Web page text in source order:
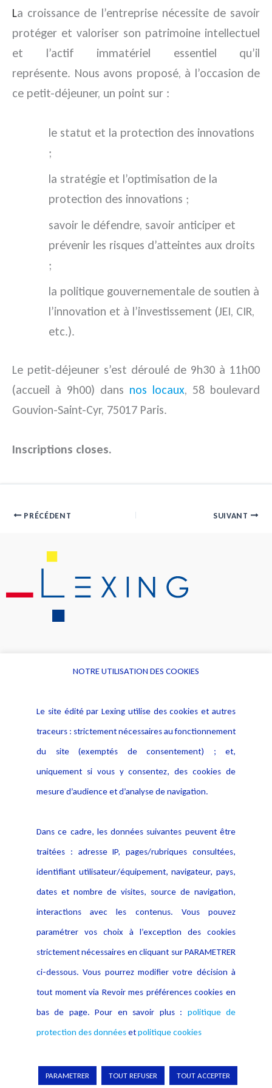
La croissance de l’entreprise nécessite de savoir
protéger et valoriser son patrimoine intellectuel
et l’actif immatériel essentiel qu’il
représente. Nous avons proposé, à l’occasion de
ce petit-déjeuner, un point sur :
le statut et la protection des innovations
;
la stratégie et l’optimisation de la
protection des innovations ;
savoir le défendre, savoir anticiper et
prévenir les risques d’atteintes aux droits
;
la politique gouvernementale de soutien à
l’innovation et à l’investissement (JEI, CIR,
etc.).
Le petit-déjeuner s’est déroulé de 9h30 à 11h00
(accueil à 9h00) dans nos locaux, 58 boulevard
Gouvion-Saint-Cyr, 75017 Paris.
Inscriptions closes.
PRÉCÉDENT SUIVANT
Alerte professionnelle
Déclaration d'accessibilité
Notice Légale
Politique de protection des
données
Publications
Copyright © 2026 Lexing
NOTRE UTILISATION DES COOKIES
Le site édité par Lexing utilise des cookies et autres
traceurs : strictement nécessaires au fonctionnement
du site (exemptés de consentement) ; et,
uniquement si vous y consentez, des cookies de
mesure d’audience et d’analyse de navigation.
Dans ce cadre, les données suivantes peuvent être
traitées : adresse IP, pages/rubriques consultées,
identifiant utilisateur/équipement, navigateur, pays,
dates et nombre de visites, source de navigation,
interactions avec les contenus. Vous pouvez
paramétrer vos choix à l’exception des cookies
strictement nécessaires en cliquant sur PARAMETRER
ci-dessous. Vous pourrez modifier votre décision à
tout moment via Revoir mes préférences cookies en
bas de page. Pour en savoir plus : politique de
protection des donnéesetpolitique cookies
PARAMETRER TOUT REFUSER TOUT ACCEPTER